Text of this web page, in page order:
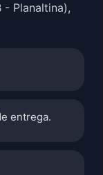
- Planaltina),
entrega.